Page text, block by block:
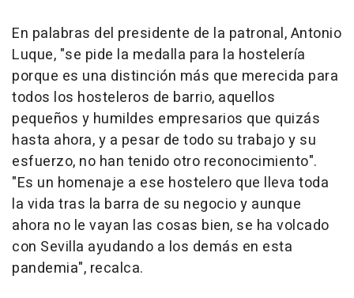
En palabras del presidente de la patronal, Antonio
Luque, "se pide la medalla para la hostelería
porque es una distinción más que merecida para
todos los hosteleros de barrio, aquellos
pequeños y humildes empresarios que quizás
hasta ahora, y a pesar de todo su trabajo y su
esfuerzo, no han tenido otro reconocimiento".
"Es un homenaje a ese hostelero que lleva toda
la vida tras la barra de su negocio y aunque
ahora no le vayan las cosas bien, se ha volcado
con Sevilla ayudando a los demás en esta
pandemia", recalca.